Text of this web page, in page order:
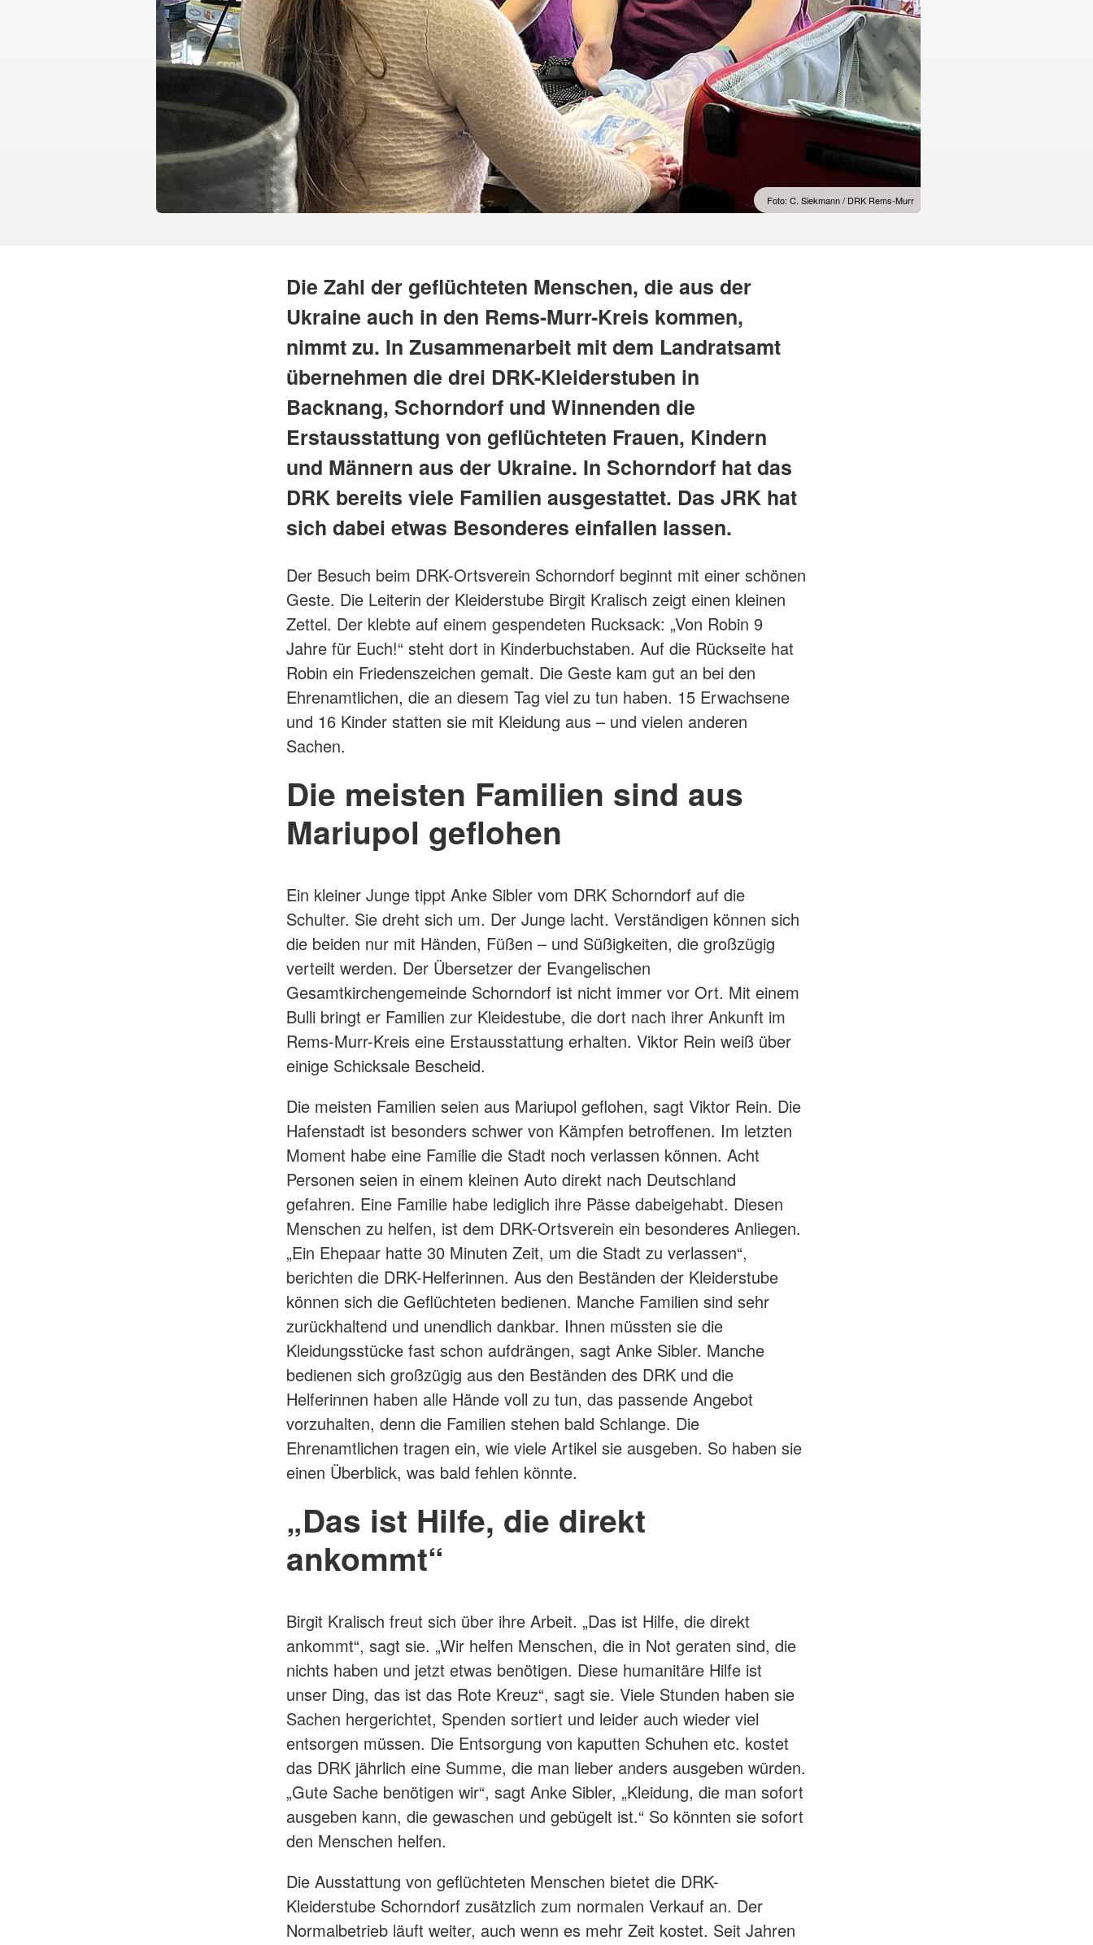
Foto: C. Siekmann / DRK Rems-Murr
Die Zahl der geflüchteten Menschen, die aus der
Ukraine auch in den Rems-Murr-Kreis kommen,
nimmt zu. In Zusammenarbeit mit dem Landratsamt
übernehmen die drei DRK-Kleiderstuben in
Backnang, Schorndorf und Winnenden die
Erstausstattung von geflüchteten Frauen, Kindern
und Männern aus der Ukraine. In Schorndorf hat das
DRK bereits viele Familien ausgestattet. Das JRK hat
sich dabei etwas Besonderes einfallen lassen.
Der Besuch beim DRK-Ortsverein Schorndorf beginnt mit einer schönen
Geste. Die Leiterin der Kleiderstube Birgit Kralisch zeigt einen kleinen
Zettel. Der klebte auf einem gespendeten Rucksack: „Von Robin 9
Jahre für Euch!“ steht dort in Kinderbuchstaben. Auf die Rückseite hat
Robin ein Friedenszeichen gemalt. Die Geste kam gut an bei den
Ehrenamtlichen, die an diesem Tag viel zu tun haben. 15 Erwachsene
und 16 Kinder statten sie mit Kleidung aus – und vielen anderen
Sachen.
Die meisten Familien sind aus
Mariupol geflohen
Ein kleiner Junge tippt Anke Sibler vom DRK Schorndorf auf die
Schulter. Sie dreht sich um. Der Junge lacht. Verständigen können sich
die beiden nur mit Händen, Füßen – und Süßigkeiten, die großzügig
verteilt werden. Der Übersetzer der Evangelischen
Gesamtkirchengemeinde Schorndorf ist nicht immer vor Ort. Mit einem
Bulli bringt er Familien zur Kleidestube, die dort nach ihrer Ankunft im
Rems-Murr-Kreis eine Erstausstattung erhalten. Viktor Rein weiß über
einige Schicksale Bescheid.
Die meisten Familien seien aus Mariupol geflohen, sagt Viktor Rein. Die
Hafenstadt ist besonders schwer von Kämpfen betroffenen. Im letzten
Moment habe eine Familie die Stadt noch verlassen können. Acht
Personen seien in einem kleinen Auto direkt nach Deutschland
gefahren. Eine Familie habe lediglich ihre Pässe dabeigehabt. Diesen
Menschen zu helfen, ist dem DRK-Ortsverein ein besonderes Anliegen.
„Ein Ehepaar hatte 30 Minuten Zeit, um die Stadt zu verlassen“,
berichten die DRK-Helferinnen. Aus den Beständen der Kleiderstube
können sich die Geflüchteten bedienen. Manche Familien sind sehr
zurückhaltend und unendlich dankbar. Ihnen müssten sie die
Kleidungsstücke fast schon aufdrängen, sagt Anke Sibler. Manche
bedienen sich großzügig aus den Beständen des DRK und die
Helferinnen haben alle Hände voll zu tun, das passende Angebot
vorzuhalten, denn die Familien stehen bald Schlange. Die
Ehrenamtlichen tragen ein, wie viele Artikel sie ausgeben. So haben sie
einen Überblick, was bald fehlen könnte.
„Das ist Hilfe, die direkt
ankommt“
Birgit Kralisch freut sich über ihre Arbeit. „Das ist Hilfe, die direkt
ankommt“, sagt sie. „Wir helfen Menschen, die in Not geraten sind, die
nichts haben und jetzt etwas benötigen. Diese humanitäre Hilfe ist
unser Ding, das ist das Rote Kreuz“, sagt sie. Viele Stunden haben sie
Sachen hergerichtet, Spenden sortiert und leider auch wieder viel
entsorgen müssen. Die Entsorgung von kaputten Schuhen etc. kostet
das DRK jährlich eine Summe, die man lieber anders ausgeben würden.
„Gute Sache benötigen wir“, sagt Anke Sibler, „Kleidung, die man sofort
ausgeben kann, die gewaschen und gebügelt ist.“ So könnten sie sofort
den Menschen helfen.
Die Ausstattung von geflüchteten Menschen bietet die DRK-
Kleiderstube Schorndorf zusätzlich zum normalen Verkauf an. Der
Normalbetrieb läuft weiter, auch wenn es mehr Zeit kostet. Seit Jahren